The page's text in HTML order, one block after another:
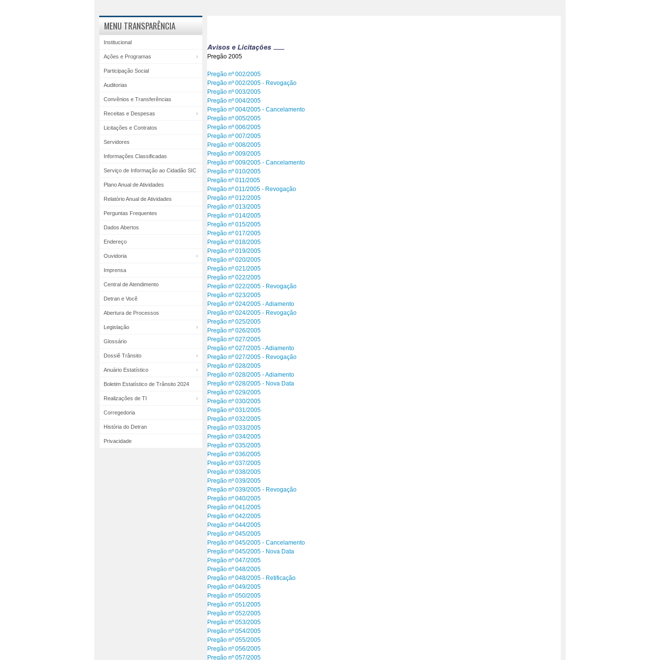
MENU TRANSPARÊNCIA
Institucional
Ações e Programas
Participação Social
Auditorias
Convênios e Transferências
Receitas e Despesas
Licitações e Contratos
Servidores
Informações Classificadas
Serviço de Informação ao Cidadão SIC
Plano Anual de Atividades
Relatório Anual de Atividades
Perguntas Frequentes
Dados Abertos
Endereço
Ouvidoria
Imprensa
Central de Atendimento
Detran e Você
Abertura de Processos
Legislação
Glossário
Dossiê Trânsito
Anuário Estatístico
Boletim Estatístico de Trânsito 2024
Realizações de TI
Corregedoria
História do Detran
Privacidade
Pregão 2005
Pregão nº 002/2005
Pregão nº 002/2005 - Revogação
Pregão nº 003/2005
Pregão nº 004/2005
Pregão nº 004/2005 - Cancelamento
Pregão nº 005/2005
Pregão nº 006/2005
Pregão nº 007/2005
Pregão nº 008/2005
Pregão nº 009/2005
Pregão nº 009/2005 - Cancelamento
Pregão nº 010/2005
Pregão nº 011/2005
Pregão nº 011/2005 - Revogação
Pregão nº 012/2005
Pregão nº 013/2005
Pregão nº 014/2005
Pregão nº 015/2005
Pregão nº 017/2005
Pregão nº 018/2005
Pregão nº 019/2005
Pregão nº 020/2005
Pregão nº 021/2005
Pregão nº 022/2005
Pregão nº 022/2005 - Revogação
Pregão nº 023/2005
Pregão nº 024/2005 - Adiamento
Pregão nº 024/2005 - Revogação
Pregão nº 025/2005
Pregão nº 026/2005
Pregão nº 027/2005
Pregão nº 027/2005 - Adiamento
Pregão nº 027/2005 - Revogação
Pregão nº 028/2005
Pregão nº 028/2005 - Adiamento
Pregão nº 028/2005 - Nova Data
Pregão nº 029/2005
Pregão nº 030/2005
Pregão nº 031/2005
Pregão nº 032/2005
Pregão nº 033/2005
Pregão nº 034/2005
Pregão nº 035/2005
Pregão nº 036/2005
Pregão nº 037/2005
Pregão nº 038/2005
Pregão nº 039/2005
Pregão nº 039/2005 - Revogação
Pregão nº 040/2005
Pregão nº 041/2005
Pregão nº 042/2005
Pregão nº 044/2005
Pregão nº 045/2005
Pregão nº 045/2005 - Cancelamento
Pregão nº 045/2005 - Nova Data
Pregão nº 047/2005
Pregão nº 048/2005
Pregão nº 048/2005 - Retificação
Pregão nº 049/2005
Pregão nº 050/2005
Pregão nº 051/2005
Pregão nº 052/2005
Pregão nº 053/2005
Pregão nº 054/2005
Pregão nº 055/2005
Pregão nº 056/2005
Pregão nº 057/2005